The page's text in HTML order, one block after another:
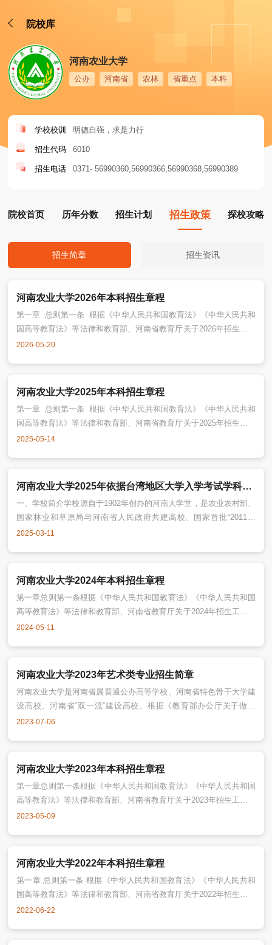
院校库
河南农业大学
公办 河南省 农林 省重点 本科
学校校训 明德自强，求是力行
招生代码 6010
招生电话 0371- 56990360 56990366 56990368 56990389
院校首页 历年分数 招生计划 招生政策 探校攻略
招生简章 招生资讯
河南农业大学2026年本科招生章程
第一章 总则第一条 根据《中华人民共和国教育法》《中华人民共和
国高等教育法》等法律和教育部、河南省教育厅关于2026年招生工作
的有关规定，并结合学校实际情况，特制定本章程。本章程适用于河
园区15号，建有郑州文化路校区、龙子湖校区和许昌校区。主管部
门：河南省教育厅。办学层次：
2026-05-20
河南农业大学2025年本科招生章程
第一章 总则第一条 根据《中华人民共和国教育法》《中华人民共和
国高等教育法》等法律和教育部、河南省教育厅关于2025年招生工作
的有关规定，并结合学校实际情况，特制定本章程。本章程适用于河
园区15号，建有郑州文化路校区、龙子湖校区和许昌校区。主管部
门：河南省教育厅。办学层次：
2025-05-14
河南农业大学2025年依据台湾地区大学入学考试学科能力测试成绩招收台湾高中毕业生简章
一、学校简介学校源自于1902年创办的河南大学堂，是农业农村部、
国家林业和草原局与河南省人民政府共建高校、国家首批“2011计
划”建设高校、全国深化创新创业教育改革示范高校、全国毕业生就业
校。2023年，省政府常务会议研究支持河南农业大学创建中国特色世
界一流农业大学
2025-03-11
河南农业大学2024年本科招生章程
第一章总则第一条根据《中华人民共和国教育法》《中华人民共和国
高等教育法》等法律和教育部、河南省教育厅关于2024年招生工作的
有关规定，并结合学校实际情况，特制定本章程。本章程适用于河南
新区龙子湖高校园区15号，建有郑州文化路校区、龙子湖校区和许昌
校区。主管部门：河南省教育
2024-05-11
河南农业大学2023年艺术类专业招生简章
河南农业大学是河南省属普通公办高等学校、河南省特色骨干大学建
设高校、河南省“双一流”建设高校。根据《教育部办公厅关于做好
2023年普通高等学校部分特殊类型招生工作的通知》(教学厅[2022]8
作。一、招生专业、省份及计划舞蹈表演专业在辽宁、山东、河南招
生，设计学类专业在河北、安徽、
2023-07-06
河南农业大学2023年本科招生章程
第一章总则第一条根据《中华人民共和国教育法》《中华人民共和国
高等教育法》等法律和教育部、河南省教育厅关于2023年招生工作的
有关规定，并结合学校实际情况，特制定本章程。本章程适用于河南
新区龙子湖高校园区15号，建有郑州文化路校区、龙子湖校区和许昌
校区。主管部门：河南省教育
2023-05-09
河南农业大学2022年本科招生章程
第一章 总则第一条 根据《中华人民共和国教育法》《中华人民共和
国高等教育法》等法律和教育部、河南省教育厅关于2022年招生工作
的有关规定，并结合学校实际情况，特制订本章程。本章程适用于河
2022-06-22